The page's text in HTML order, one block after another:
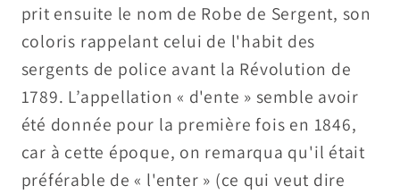
prit ensuite le nom de Robe de Sergent, son
coloris rappelant celui de l'habit des
sergents de police avant la Révolution de
1789. L’appellation « d'ente » semble avoir
été donnée pour la première fois en 1846,
car à cette époque, on remarqua qu'il était
préférable de « l'enter » (ce qui veut dire